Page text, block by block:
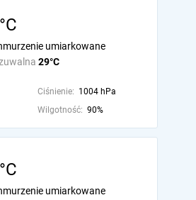
29°C
umiarkowane
Ciśnienie: 1004 hPa
Wilgotność: 90%
umiarkowane